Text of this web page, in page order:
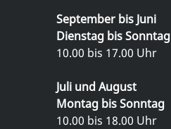
September bis Juni
Dienstag bis Sonntag
10.00 bis 17.00 Uhr
Juli und August
Montag bis Sonntag
10.00 bis 18.00 Uhr